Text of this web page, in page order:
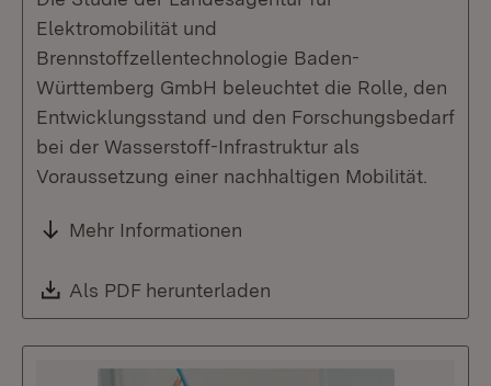
Elektromobilität und
Brennstoffzellentechnologie Baden-
Württemberg GmbH beleuchtet die Rolle, den
Entwicklungsstand und den Forschungsbedarf
bei der Wasserstoff-Infrastruktur als
Voraussetzung einer nachhaltigen Mobilität.
Mehr Informationen
Download:
Als PDF herunterladen